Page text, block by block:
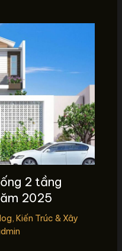
2 tầng
2025
, Kiến Trúc & Xây